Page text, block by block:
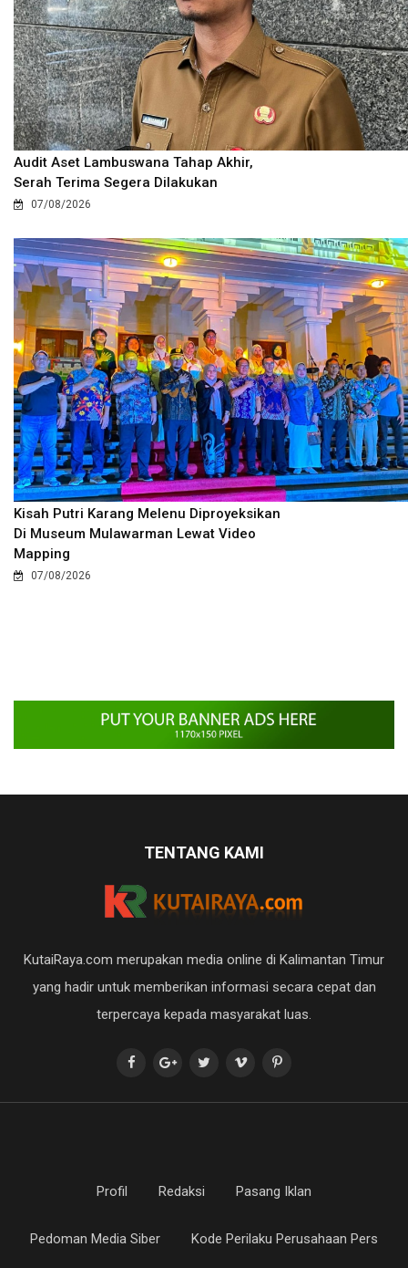
Audit Aset Lambuswana Tahap Akhir,
Serah Terima Segera Dilakukan
07/08/2026
Kisah Putri Karang Melenu Diproyeksikan
Di Museum Mulawarman Lewat Video
Mapping
07/08/2026
TENTANG KAMI
KutaiRaya.com merupakan media online di Kalimantan Timur
yang hadir untuk memberikan informasi secara cepat dan
terpercaya kepada masyarakat luas.
Profil Redaksi Pasang Iklan
Pedoman Media Siber Kode Perilaku Perusahaan Pers